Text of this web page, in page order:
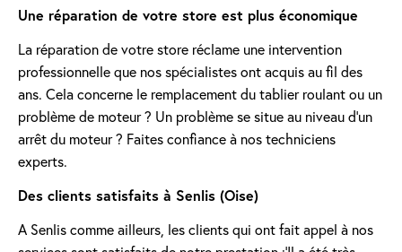
Une réparation de votre store est plus économique
La réparation de votre store réclame une intervention
professionnelle que nos spécialistes ont acquis au fil des
ans. Cela concerne le remplacement du tablier roulant ou un
problème de moteur ? Un problème se situe au niveau d'un
arrêt du moteur ? Faites confiance à nos techniciens
experts.
Des clients satisfaits à Senlis (Oise)
A Senlis comme ailleurs, les clients qui ont fait appel à nos